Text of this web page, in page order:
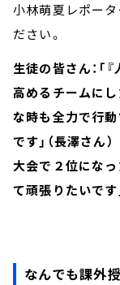
小林萌夏レポータ
ださい。
生徒の皆さん：「
高めるチームに
な時も全力で行
です」（長澤さん
大会で２位にな
て頑張りたいです
なんでも課外